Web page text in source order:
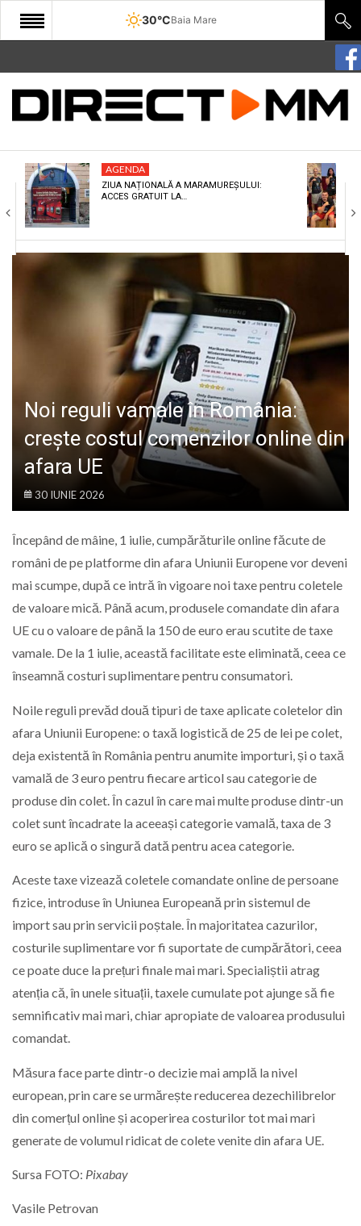
30°CBaia Mare
START
COMUNITATE
CULTURA
ECONOMIE
SANATATE
SPORT
AGENDA
ZIUA NAȚIONALĂ A MARAMUREȘULUI:
ACCES GRATUIT LA…
Noi reguli vamale în România:
crește costul comenzilor online din
afara UE
30 IUNIE 2026
Începând de mâine, 1 iulie, cumpărăturile online făcute de
români de pe platforme din afara Uniunii Europene vor deveni
mai scumpe, după ce intră în vigoare noi taxe pentru coletele
de valoare mică. Până acum, produsele comandate din afara
UE cu o valoare de până la 150 de euro erau scutite de taxe
vamale. De la 1 iulie, această facilitate este eliminată, ceea ce
înseamnă costuri suplimentare pentru consumatori.
Noile reguli prevăd două tipuri de taxe aplicate coletelor din
afara Uniunii Europene: o taxă logistică de 25 de lei pe colet,
deja existentă în România pentru anumite importuri, și o taxă
vamală de 3 euro pentru fiecare articol sau categorie de
produse din colet. În cazul în care mai multe produse dintr-un
colet sunt încadrate la aceeași categorie vamală, taxa de 3
euro se aplică o singură dată pentru acea categorie.
Aceste taxe vizează coletele comandate online de persoane
fizice, introduse în Uniunea Europeană prin sistemul de
import sau prin servicii poștale. În majoritatea cazurilor,
costurile suplimentare vor fi suportate de cumpărători, ceea
ce poate duce la prețuri finale mai mari. Specialiștii atrag
atenția că, în unele situații, taxele cumulate pot ajunge să fie
semnificativ mai mari, chiar apropiate de valoarea produsului
comandat.
Măsura face parte dintr-o decizie mai amplă la nivel
european, prin care se urmărește reducerea dezechilibrelor
din comerțul online și acoperirea costurilor tot mai mari
generate de volumul ridicat de colete venite din afara UE.
Sursa FOTO: Pixabay
Vasile Petrovan